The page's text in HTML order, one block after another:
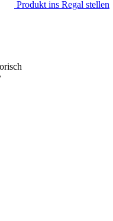
Produkt ins Regal stellen